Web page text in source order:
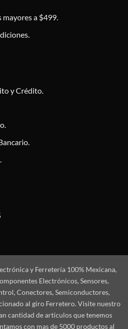
mayores a $499.
y Crédito.
y Ferretería 100% Mexicana,
Electrónicos, Sensores,
Conectores, Semiconductores,
al giro Ferretero. Visite nuestro
cantidad de artículos que tenemos
con mas de 5000 productos al